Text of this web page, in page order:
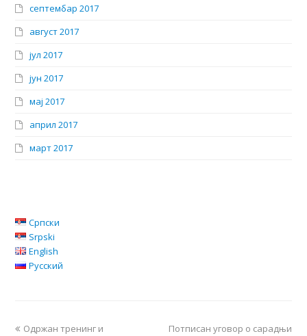
септембар 2017
август 2017
јул 2017
јун 2017
мај 2017
април 2017
март 2017
Српски
Srpski
English
Русский
Одржан тренинг и
Потписан уговор о сарадњи